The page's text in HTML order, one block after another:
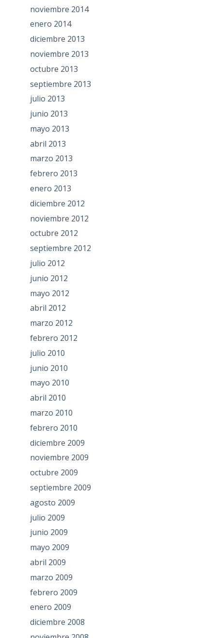
noviembre 2014
enero 2014
diciembre 2013
noviembre 2013
octubre 2013
septiembre 2013
julio 2013
junio 2013
mayo 2013
abril 2013
marzo 2013
febrero 2013
enero 2013
diciembre 2012
noviembre 2012
octubre 2012
septiembre 2012
julio 2012
junio 2012
mayo 2012
abril 2012
marzo 2012
febrero 2012
julio 2010
junio 2010
mayo 2010
abril 2010
marzo 2010
febrero 2010
diciembre 2009
noviembre 2009
octubre 2009
septiembre 2009
agosto 2009
julio 2009
junio 2009
mayo 2009
abril 2009
marzo 2009
febrero 2009
enero 2009
diciembre 2008